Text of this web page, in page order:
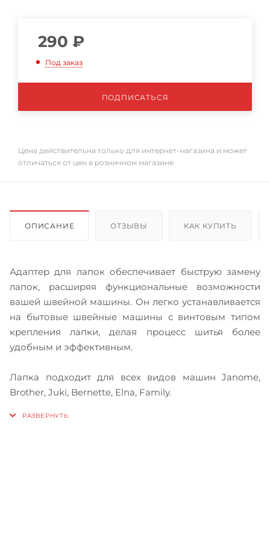
290 ₽
Под заказ
ПОДПИСАТЬСЯ
Цена действительна только для интернет-магазина и может
отличаться от цен в розничном магазине
ОПИСАНИЕ ОТЗЫВЫ КАК КУПИТЬ
Адаптер для лапок обеспечивает быструю замену
лапок, расширяя функциональные возможности
вашей швейной машины. Он легко устанавливается
на бытовые швейные машины с винтовым типом
крепления лапки, делая процесс шитья более
удобным и эффективным.
Лапка подходит для всех видов машин Janome,
Brother, Juki, Bernette, Elna, Family.